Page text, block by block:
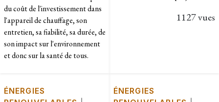
du coût de l'investissement dans
l'appareil de chauffage, son
entretien, sa fiabilité, sa durée, de
son impact sur l'environnement
et donc sur la santé de tous.
1127 vues
ÉNERGIES
ÉNERGIES